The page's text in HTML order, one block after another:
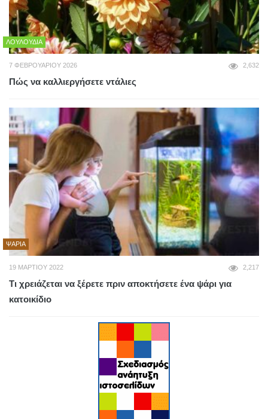
ΛΟΥΛΟΎΔΙΑ
7 ΦΕΒΡΟΥΑΡΊΟΥ 2026 2,632
Πώς να καλλιεργήσετε ντάλιες
ΨΆΡΙΑ
19 ΜΑΡΤΊΟΥ 2022 2,217
Τι χρειάζεται να ξέρετε πριν αποκτήσετε ένα ψάρι για
κατοικίδιο